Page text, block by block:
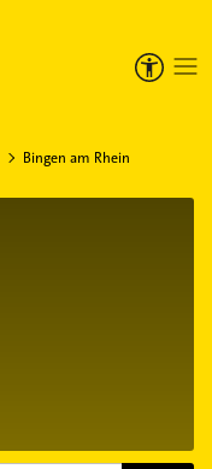
Bingen am Rhein